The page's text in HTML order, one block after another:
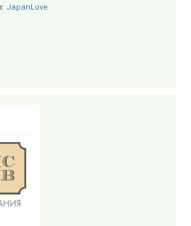
JapanLove